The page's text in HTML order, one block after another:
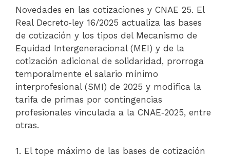
Novedades en las cotizaciones y CNAE 25. El
Real Decreto‑ley 16/2025 actualiza las bases
de cotización y los tipos del Mecanismo de
Equidad Intergeneracional (MEI) y de la
cotización adicional de solidaridad, prorroga
temporalmente el salario mínimo
interprofesional (SMI) de 2025 y modifica la
tarifa de primas por contingencias
profesionales vinculada a la CNAE‑2025, entre
otras.
1. El tope máximo de las bases de cotización